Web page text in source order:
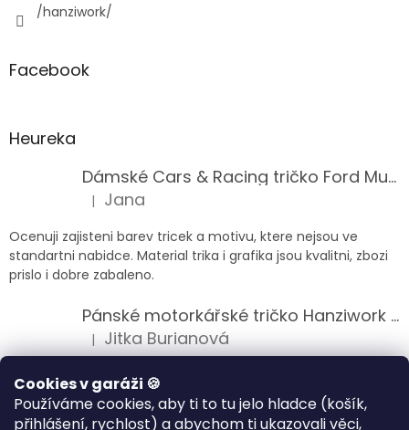
Cookies v garáži 🍪
Používáme cookies, aby ti to tu jelo hladce (košík,
přihlášení, rychlost) a abychom ti ukazovali věci,
/hanziwork/
Facebook
Heureka
Dámské Cars & Racing tričko Ford Mustang 5. generace
Hodnocení produktu je 5 z 5 hvězdiček.
| Jana
Ocenuji zajisteni barev tricek a motivu, ktere nejsou ve
standartni nabidce. Material trika i grafika jsou kvalitni, zbozi
prislo i dobre zabaleno.
Pánské motorkářské tričko Hanziwork Custom Bobber
Hodnocení produktu je 5 z 5 hvězdiček.
| Jitka Burianová
Splnil očekávání na jedničku